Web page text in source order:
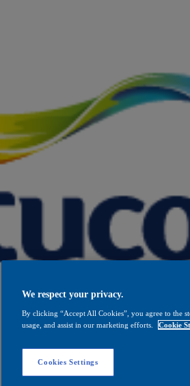
We respect your privacy.
By clicking “Accept All Cookies”, you agree to the
usage, and assist in our marketing efforts.
Cookie
Cookies Settings